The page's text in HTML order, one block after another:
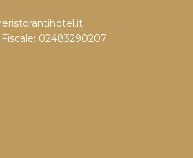
02483290207